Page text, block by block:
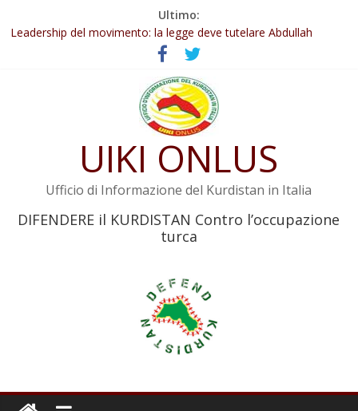
Ultimo:
Abdullah Öcalan: Le legge negativa deve essere trasformata in
legge positiva
Leadership del movimento: la legge deve tutelare Abdullah
Commissione donne del KNK: Şengal è di nuovo sotto minaccia
Non tenere conto della situazione di Rêber Apo ostacolerebbe
Il KNK chiede un’azione internazionale contro i crimini di guerra
UIKI ONLUS
Ufficio di Informazione del Kurdistan in Italia
DIFENDERE il KURDISTAN Contro l’occupazione
turca